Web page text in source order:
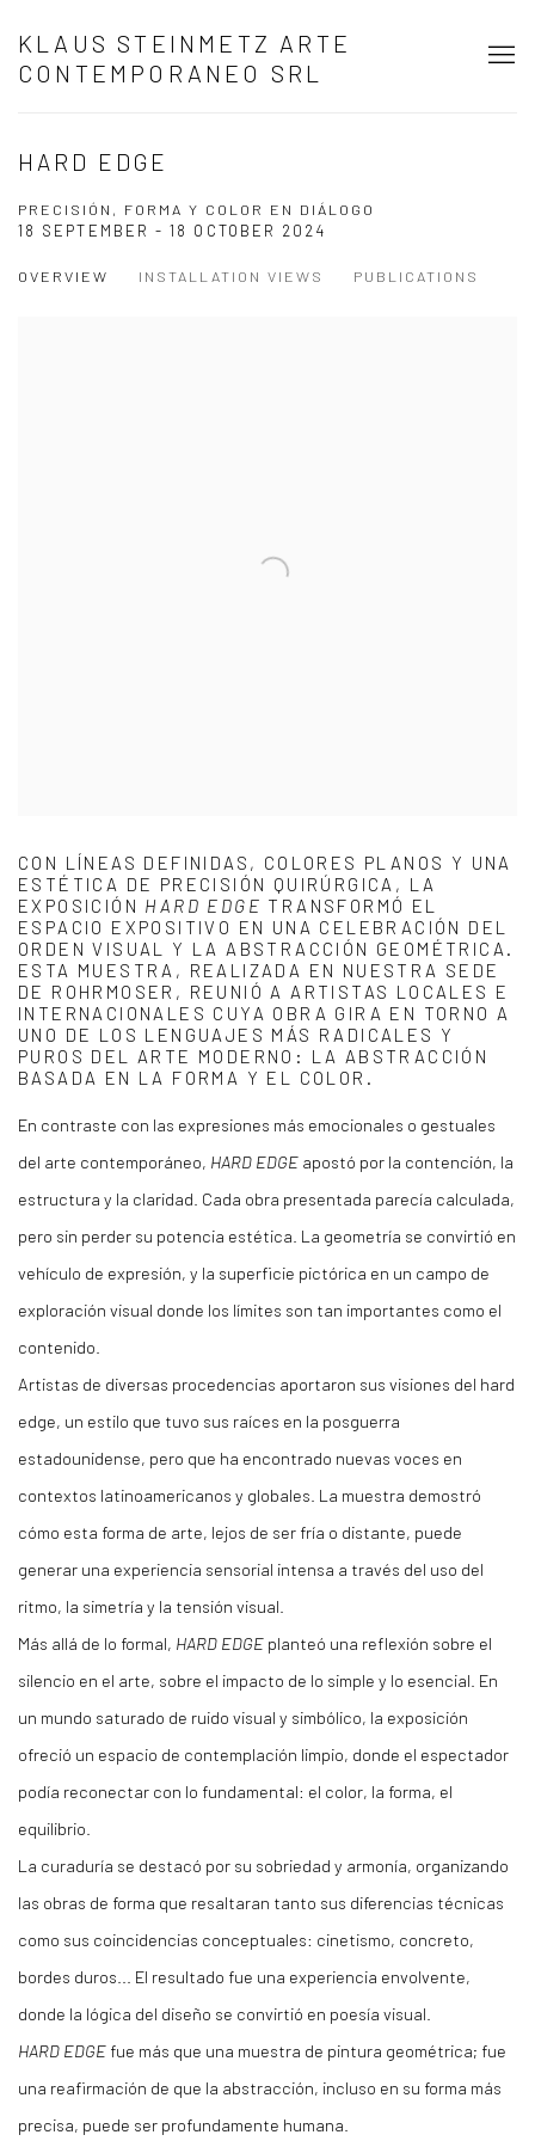
KLAUS STEINMETZ ARTE
CONTEMPORANEO SRL
HARD EDGE
PRECISIÓN, FORMA Y COLOR EN DIÁLOGO
18 SEPTEMBER - 18 OCTOBER 2024
OVERVIEW INSTALLATION VIEWS PUBLICATIONS
CON LÍNEAS DEFINIDAS, COLORES PLANOS Y UNA
ESTÉTICA DE PRECISIÓN QUIRÚRGICA, LA
EXPOSICIÓN HARD EDGE TRANSFORMÓ EL
ESPACIO EXPOSITIVO EN UNA CELEBRACIÓN DEL
ORDEN VISUAL Y LA ABSTRACCIÓN GEOMÉTRICA.
ESTA MUESTRA, REALIZADA EN NUESTRA SEDE
DE ROHRMOSER, REUNIÓ A ARTISTAS LOCALES E
INTERNACIONALES CUYA OBRA GIRA EN TORNO A
UNO DE LOS LENGUAJES MÁS RADICALES Y
PUROS DEL ARTE MODERNO: LA ABSTRACCIÓN
BASADA EN LA FORMA Y EL COLOR.
En contraste con las expresiones más emocionales o gestuales
del arte contemporáneo, HARD EDGE apostó por la contención, la
estructura y la claridad. Cada obra presentada parecía calculada,
pero sin perder su potencia estética. La geometría se convirtió en
vehículo de expresión, y la superficie pictórica en un campo de
exploración visual donde los límites son tan importantes como el
contenido.
Artistas de diversas procedencias aportaron sus visiones del hard
edge, un estilo que tuvo sus raíces en la posguerra
estadounidense, pero que ha encontrado nuevas voces en
contextos latinoamericanos y globales. La muestra demostró
cómo esta forma de arte, lejos de ser fría o distante, puede
generar una experiencia sensorial intensa a través del uso del
ritmo, la simetría y la tensión visual.
Más allá de lo formal, HARD EDGE planteó una reflexión sobre el
silencio en el arte, sobre el impacto de lo simple y lo esencial. En
un mundo saturado de ruido visual y simbólico, la exposición
ofreció un espacio de contemplación limpio, donde el espectador
podía reconectar con lo fundamental: el color, la forma, el
equilibrio.
La curaduría se destacó por su sobriedad y armonía, organizando
las obras de forma que resaltaran tanto sus diferencias técnicas
como sus coincidencias conceptuales: cinetismo, concreto,
bordes duros... El resultado fue una experiencia envolvente,
donde la lógica del diseño se convirtió en poesía visual.
HARD EDGE fue más que una muestra de pintura geométrica; fue
una reafirmación de que la abstracción, incluso en su forma más
precisa, puede ser profundamente humana.